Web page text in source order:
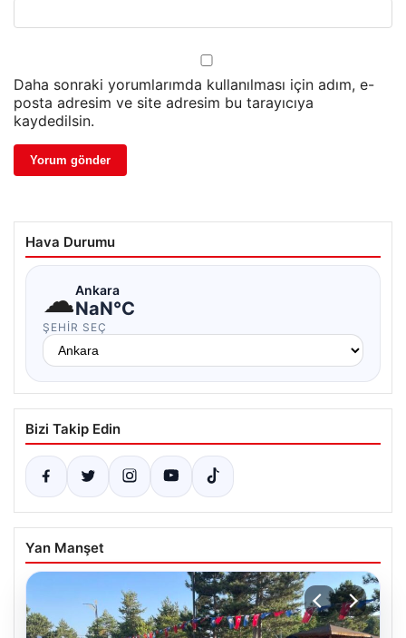
Daha sonraki yorumlarımda kullanılması için adım, e-
posta adresim ve site adresim bu tarayıcıya
kaydedilsin.
Hava Durumu
☁Ankara
NaN°C
ŞEHIR SEÇ
Bizi Takip Edin
Yan Manşet